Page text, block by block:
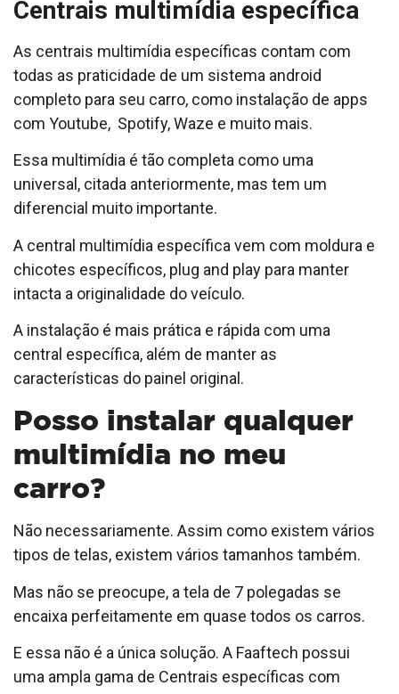
Centrais multimídia específica
As centrais multimídia específicas contam com
todas as praticidade de um sistema android
completo para seu carro, como instalação de apps
com Youtube, Spotify, Waze e muito mais.
Essa multimídia é tão completa como uma
universal, citada anteriormente, mas tem um
diferencial muito importante.
A central multimídia específica vem com moldura e
chicotes específicos, plug and play para manter
intacta a originalidade do veículo.
A instalação é mais prática e rápida com uma
central específica, além de manter as
características do painel original.
Posso instalar qualquer
multimídia no meu
carro?
Não necessariamente. Assim como existem vários
tipos de telas, existem vários tamanhos também.
Mas não se preocupe, a tela de 7 polegadas se
encaixa perfeitamente em quase todos os carros.
E essa não é a única solução. A Faaftech possui
uma ampla gama de Centrais específicas com